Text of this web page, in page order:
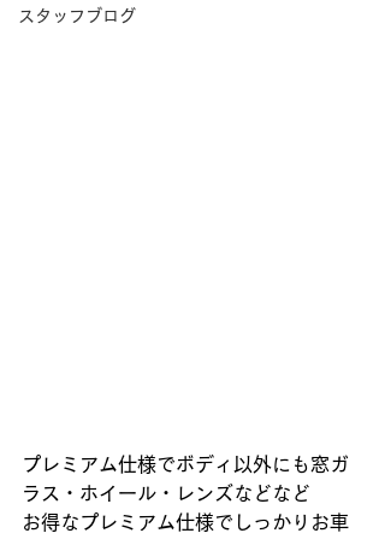
スタッフブログ
プレミアム仕様でボディ以外にも窓ガ
ラス・ホイール・レンズなどなど
お得なプレミアム仕様でしっかりお車